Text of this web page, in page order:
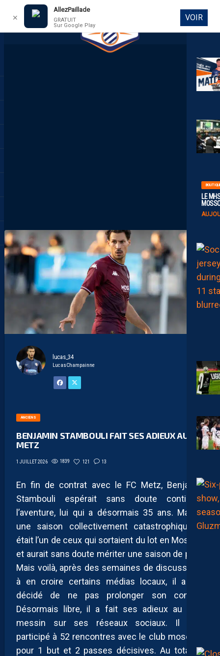
DIRECT
LE
lucas_34
LucasChampainne
ANCIENS
BENJAMIN STAMBOULI FAIT SES ADIEUX AU FC
METZ
1 JUILLET 2026 1839 121 13
En fin de contrat avec le FC Metz, Benjamin
Stambouli espérait sans doute continuer
l’aventure, lui qui a désormais 35 ans. Malgré
une saison collectivement catastrophique, il
était l’un de ceux qui sortaient du lot en Moselle,
et aurait sans doute mériter une saison de plus.
Mais voilà, après des semaines de discussions
à en croire certains médias locaux, il a été
décidé de ne pas prolonger son contrat.
Désormais libre, il a fait ses adieux au club
messin sur ses réseaux sociaux. Il aura
participé à 52 rencontres avec le club mosellan
pour 1 but et 2 passes décisives. Au total, le
✕
AllezPaillade
GRATUIT
Sur Google Play
VOIR